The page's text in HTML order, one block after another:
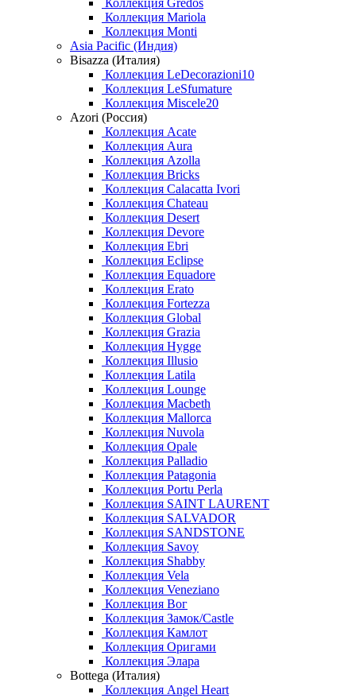
Коллекция Gredos
Коллекция Mariola
Коллекция Monti
Asia Pacific (Индия)
Bisazza (Италия)
Коллекция LeDecorazioni10
Коллекция LeSfumature
Коллекция Miscele20
Azori (Россия)
Коллекция Acate
Коллекция Aura
Коллекция Azolla
Коллекция Bricks
Коллекция Calacatta Ivori
Коллекция Chateau
Коллекция Desert
Коллекция Devore
Коллекция Ebri
Коллекция Eclipse
Коллекция Equadore
Коллекция Erato
Коллекция Fortezza
Коллекция Global
Коллекция Grazia
Коллекция Hygge
Коллекция Illusio
Коллекция Latila
Коллекция Lounge
Коллекция Macbeth
Коллекция Mallorca
Коллекция Nuvola
Коллекция Opale
Коллекция Palladio
Коллекция Patagonia
Коллекция Portu Perla
Коллекция SAINT LAURENT
Коллекция SALVADOR
Коллекция SANDSTONE
Коллекция Savoy
Коллекция Shabby
Коллекция Vela
Коллекция Veneziano
Коллекция Вог
Коллекция Замок/Castle
Коллекция Камлот
Коллекция Оригами
Коллекция Элара
Bottega (Италия)
Коллекция Angel Heart